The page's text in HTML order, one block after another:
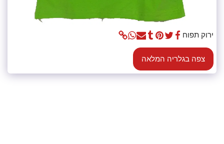
ירוק תפוח
צפה בגלריה המלאה